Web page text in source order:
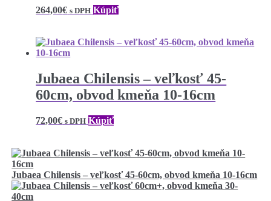
264,00€ s DPH Kúpiť
Jubaea Chilensis – veľkosť 45-
60cm, obvod kmeňa 10-16cm
72,00€ s DPH Kúpiť
Jubaea Chilensis – veľkosť 45-60cm, obvod kmeňa 10-16cm